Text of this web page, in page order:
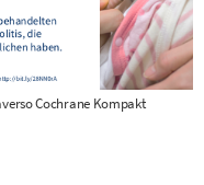
Cochrane Kompakt